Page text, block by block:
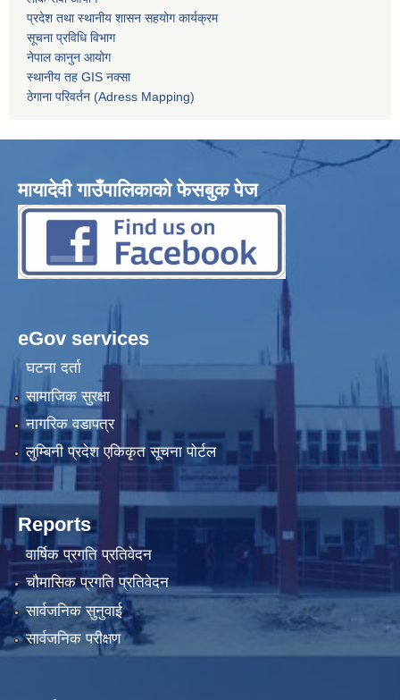
प्रदेश तथा स्थानीय शासन सहयोग कार्यक्रम
सूचना प्रविधि विभाग
नेपाल कानुन आयोग
स्थानीय तह GIS नक्सा
ठेगाना परिवर्तन (Adress Mapping)
मायादेवी गाउँपालिकाको फेसबुक पेज
eGov services
घटना दर्ता
सामाजिक सुरक्षा
नागरिक वडापत्र
लुम्बिनी प्रदेश एकिकृत सूचना पोर्टल
Reports
वार्षिक प्रगति प्रतिवेदन
चौमासिक प्रगति प्रतिवेदन
सार्वजनिक सुनुवाई
सार्वजनिक परीक्षण